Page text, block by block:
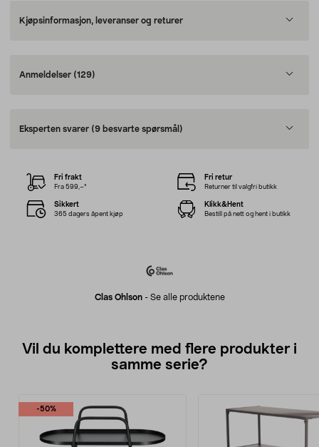
Kjøpsinformasjon, leveranser og returer
Anmeldelser (129)
Eksperten svarer (9 besvarte spørsmål)
Clas Ohlson- Se alle produktene
Fri frakt
Fra 599,–*
Fri retur
Returner til valgfri butikk
Sikkert
365 dagers åpent kjøp
Klikk&Hent
Bestill på nett og hent i butikk
Vil du komplettere med flere produkter i
samme serie?
-50%